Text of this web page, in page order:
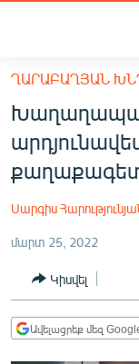
հիմնական
բովանդակությանը
հիմնական
մենյուին
ՀԱՅԱՍՏԱՆ
ՔԱՂԱՔԱԿԱՆ
ՏՆՏԵՍՈՒԹՅՈՒՆ
ՂԱՐԱԲԱՂ
ՂԱՐԱԲԱՂՅԱՆ
Խաղաղապահ
Սարգիս
մարտ 25, 2022
Կիսվել
Ավելացրեք մեզ